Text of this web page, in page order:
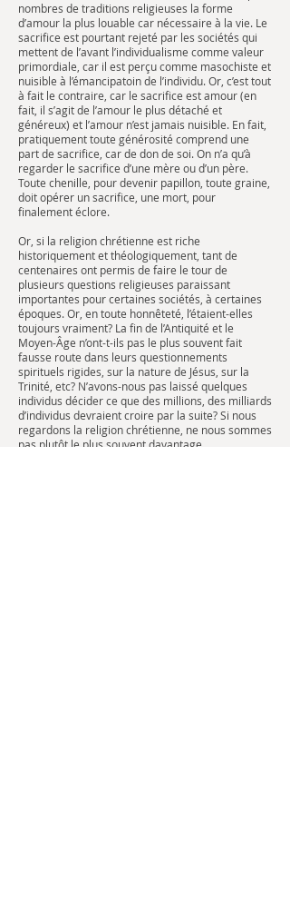
nombres de traditions religieuses la forme
d’amour la plus louable car nécessaire à la vie. Le
sacrifice est pourtant rejeté par les sociétés qui
mettent de l’avant l’individualisme comme valeur
primordiale, car il est perçu comme masochiste et
nuisible à l’émancipatoin de l’individu. Or, c’est tout
à fait le contraire, car le sacrifice est amour (en
fait, il s’agit de l’amour le plus détaché et
généreux) et l’amour n’est jamais nuisible. En fait,
pratiquement toute générosité comprend une
part de sacrifice, car de don de soi. On n’a qu’à
regarder le sacrifice d’une mère ou d’un père.
Toute chenille, pour devenir papillon, toute graine,
doit opérer un sacrifice, une mort, pour
finalement éclore.
Or, si la religion chrétienne est riche
historiquement et théologiquement, tant de
centenaires ont permis de faire le tour de
plusieurs questions religieuses paraissant
importantes pour certaines sociétés, à certaines
époques. Or, en toute honnêteté, l’étaient-elles
toujours vraiment? La fin de l’Antiquité et le
Moyen-Âge n’ont-t-ils pas le plus souvent fait
fausse route dans leurs questionnements
spirituels rigides, sur la nature de Jésus, sur la
Trinité, etc? N’avons-nous pas laissé quelques
individus décider ce que des millions, des milliards
d’individus devraient croire par la suite? Si nous
regardons la religion chrétienne, ne nous sommes
pas plutôt le plus souvent davantage